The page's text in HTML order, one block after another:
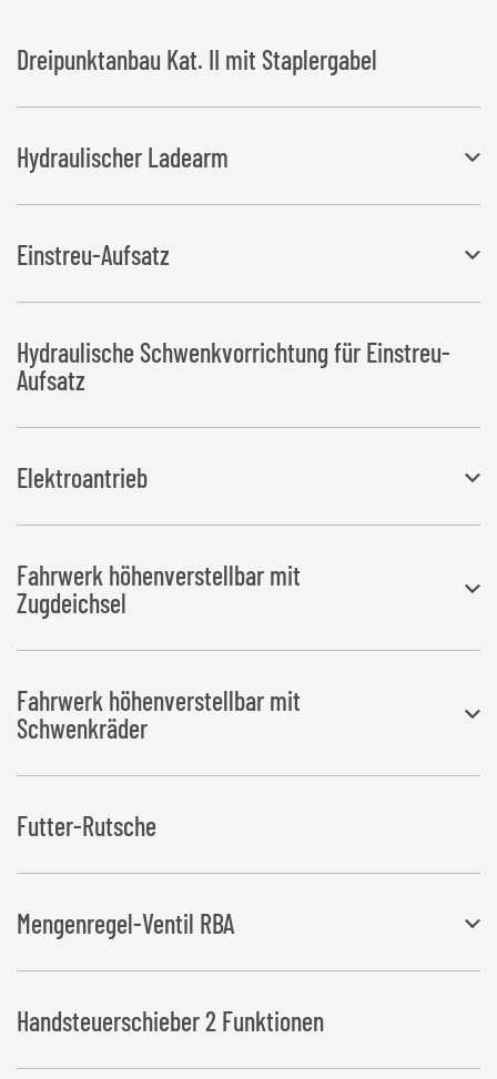
Dreipunktanbau Kat. II mit Staplergabel
Hydraulischer Ladearm
Mit 2 Ladezylinder und 1 Teleskopzylinder (Ladearm kann mit
wenigen Handgriffen auf die andere Seite umgebaut werden).
Doppeltwirkender Hydraulikanschluss erforderlich.
Einstreu-Aufsatz
Vorrichtung zum gleichmäßigen Einstreuen von Stroh.
Hydraulische Schwenkvorrichtung für Einstreu-
Aufsatz
Elektroantrieb
Bestehend aus 4-kW-Elektromotor mit Hydraulikpumpe,
Rücklauffilter und Hydrauliköltank sowie Steuergerät für Kratzboden.
Fahrwerk höhenverstellbar mit
Zugdeichsel
Hydraulisch verstellbare Liftachse, Zugdeichsel mit Zugöse D40 und
Ackerschiene kombiniert, Mechanische Abstützung für
Ballenaufnahme
Doppeltwirkender Hydraulikanschluss erforderlich.
Fahrwerk höhenverstellbar mit
Schwenkräder
Doppel-Lenkräder (für den Betrieb mit kleineren Traktoren) Nur in
Verbindung mit Dreipunktanbau, Oberlenkerbefestigung nur mit
Kette, nicht geeignet für Knicklenker!
Futter-Rutsche
Mengenregel-Ventil RBA
Zum Einstellen der Geschwindigkeit des Kratzbodens und der Pick-
up
Handsteuerschieber 2 Funktionen